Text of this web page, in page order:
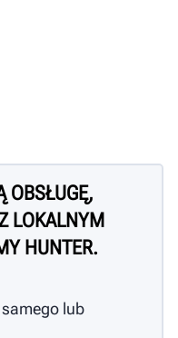
OBSŁUGĘ,
LOKALNYM
HUNTER.
lub